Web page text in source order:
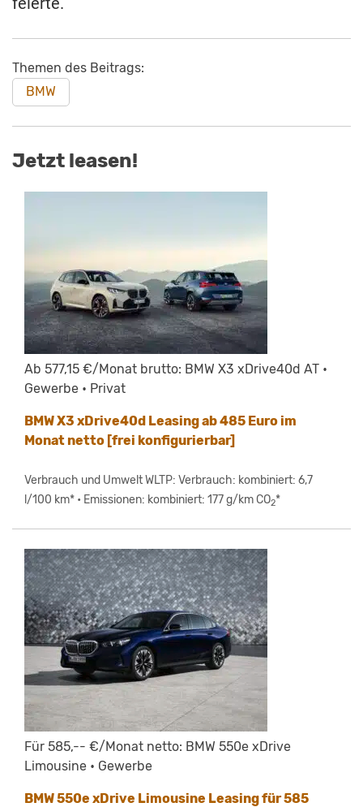
Themen des Beitrags:
BMW
Jetzt leasen!
Ab 577,15 €/Monat brutto: BMW X3 xDrive40d AT •
Gewerbe • Privat
BMW X3 xDrive40d Leasing ab 485 Euro im
Monat netto [frei konfigurierbar]
Verbrauch und Umwelt WLTP: Verbrauch: kombiniert: 6,7
l/100 km* • Emissionen: kombiniert: 177 g/km CO2*
Für 585,-- €/Monat netto: BMW 550e xDrive
Limousine • Gewerbe
BMW 550e xDrive Limousine Leasing für 585